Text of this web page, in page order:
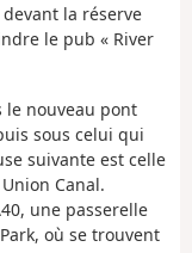
la réserve
le pub « River
le nouveau pont
sous celui qui
suivante est celle
Canal.
une passerelle
où se trouvent